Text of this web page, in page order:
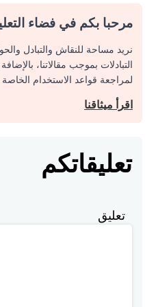
مرحبا بكم في فضاء
نريد مساحة للنقاش والتبادل
التبادلات بموجب مقالاتنا،
لمراجعة قواعد الاستخدام الخاصة
اقرأ ميثاقنا
تعليقاتكم
تعليق